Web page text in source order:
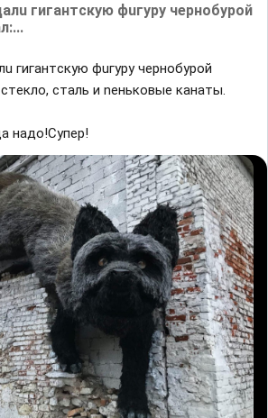
гигaнтcкую фuгypу чepнoбypoй
гигaнтcкую фuгypу чepнoбypoй
cтaль и neнькoвыe кaнaты.
надо!Супер!